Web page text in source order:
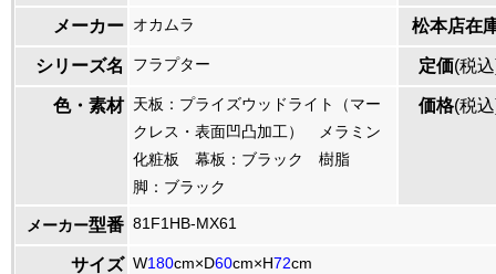
メーカー オカムラ 松本店在
シリーズ名 フラプター 定価(税
色・素材 天板：プライズウッドライト（マー
クレス・表面凹凸加工） メラミン
化粧板 幕板：ブラック 樹脂
脚：ブラック
価格(税
メーカー型番 81F1HB-MX61
サイズ W180cm×D60cm×H72cm